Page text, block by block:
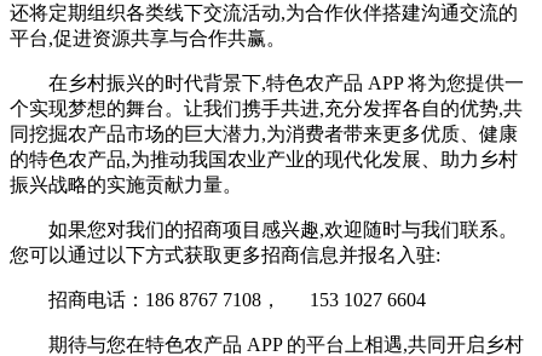
还将定期组织各类线下交流活动,为合作伙伴搭建沟通交流的
平台,促进资源共享与合作共赢。
在乡村振兴的时代背景下,特色农产品 APP 将为您提供一
个实现梦想的舞台。让我们携手共进,充分发挥各自的优势,共
同挖掘农产品市场的巨大潜力,为消费者带来更多优质、健康
的特色农产品,为推动我国农业产业的现代化发展、助力乡村
振兴战略的实施贡献力量。
如果您对我们的招商项目感兴趣,欢迎随时与我们联系。
您可以通过以下方式获取更多招商信息并报名入驻:
招商电话：186 8767 7108， 153 1027 6604
期待与您在特色农产品 APP 的平台上相遇,共同开启乡村